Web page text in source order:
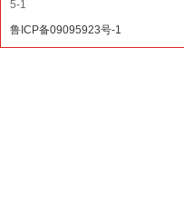
5-1
鲁ICP备09095923号-1